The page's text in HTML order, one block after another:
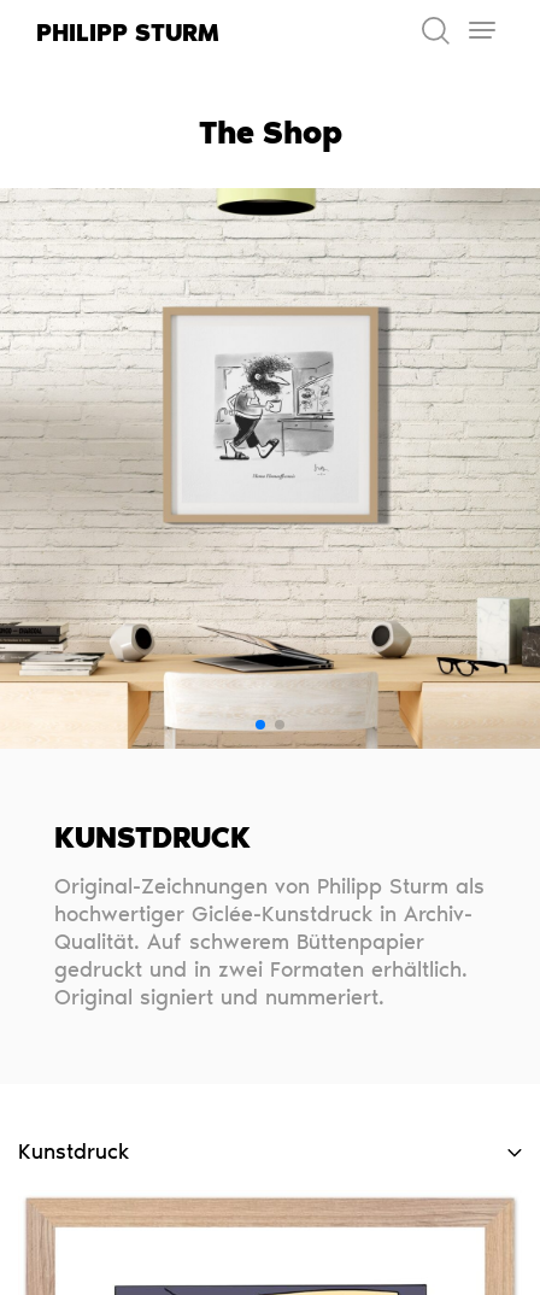
InhaltPHILIPP STURM
The Shop
KUNSTDRUCK
Original-Zeichnungen von Philipp Sturm als
hochwertiger Giclée-Kunstdruck in Archiv-
Qualität. Auf schwerem Büttenpapier
gedruckt und in zwei Formaten erhältlich.
Original signiert und nummeriert.